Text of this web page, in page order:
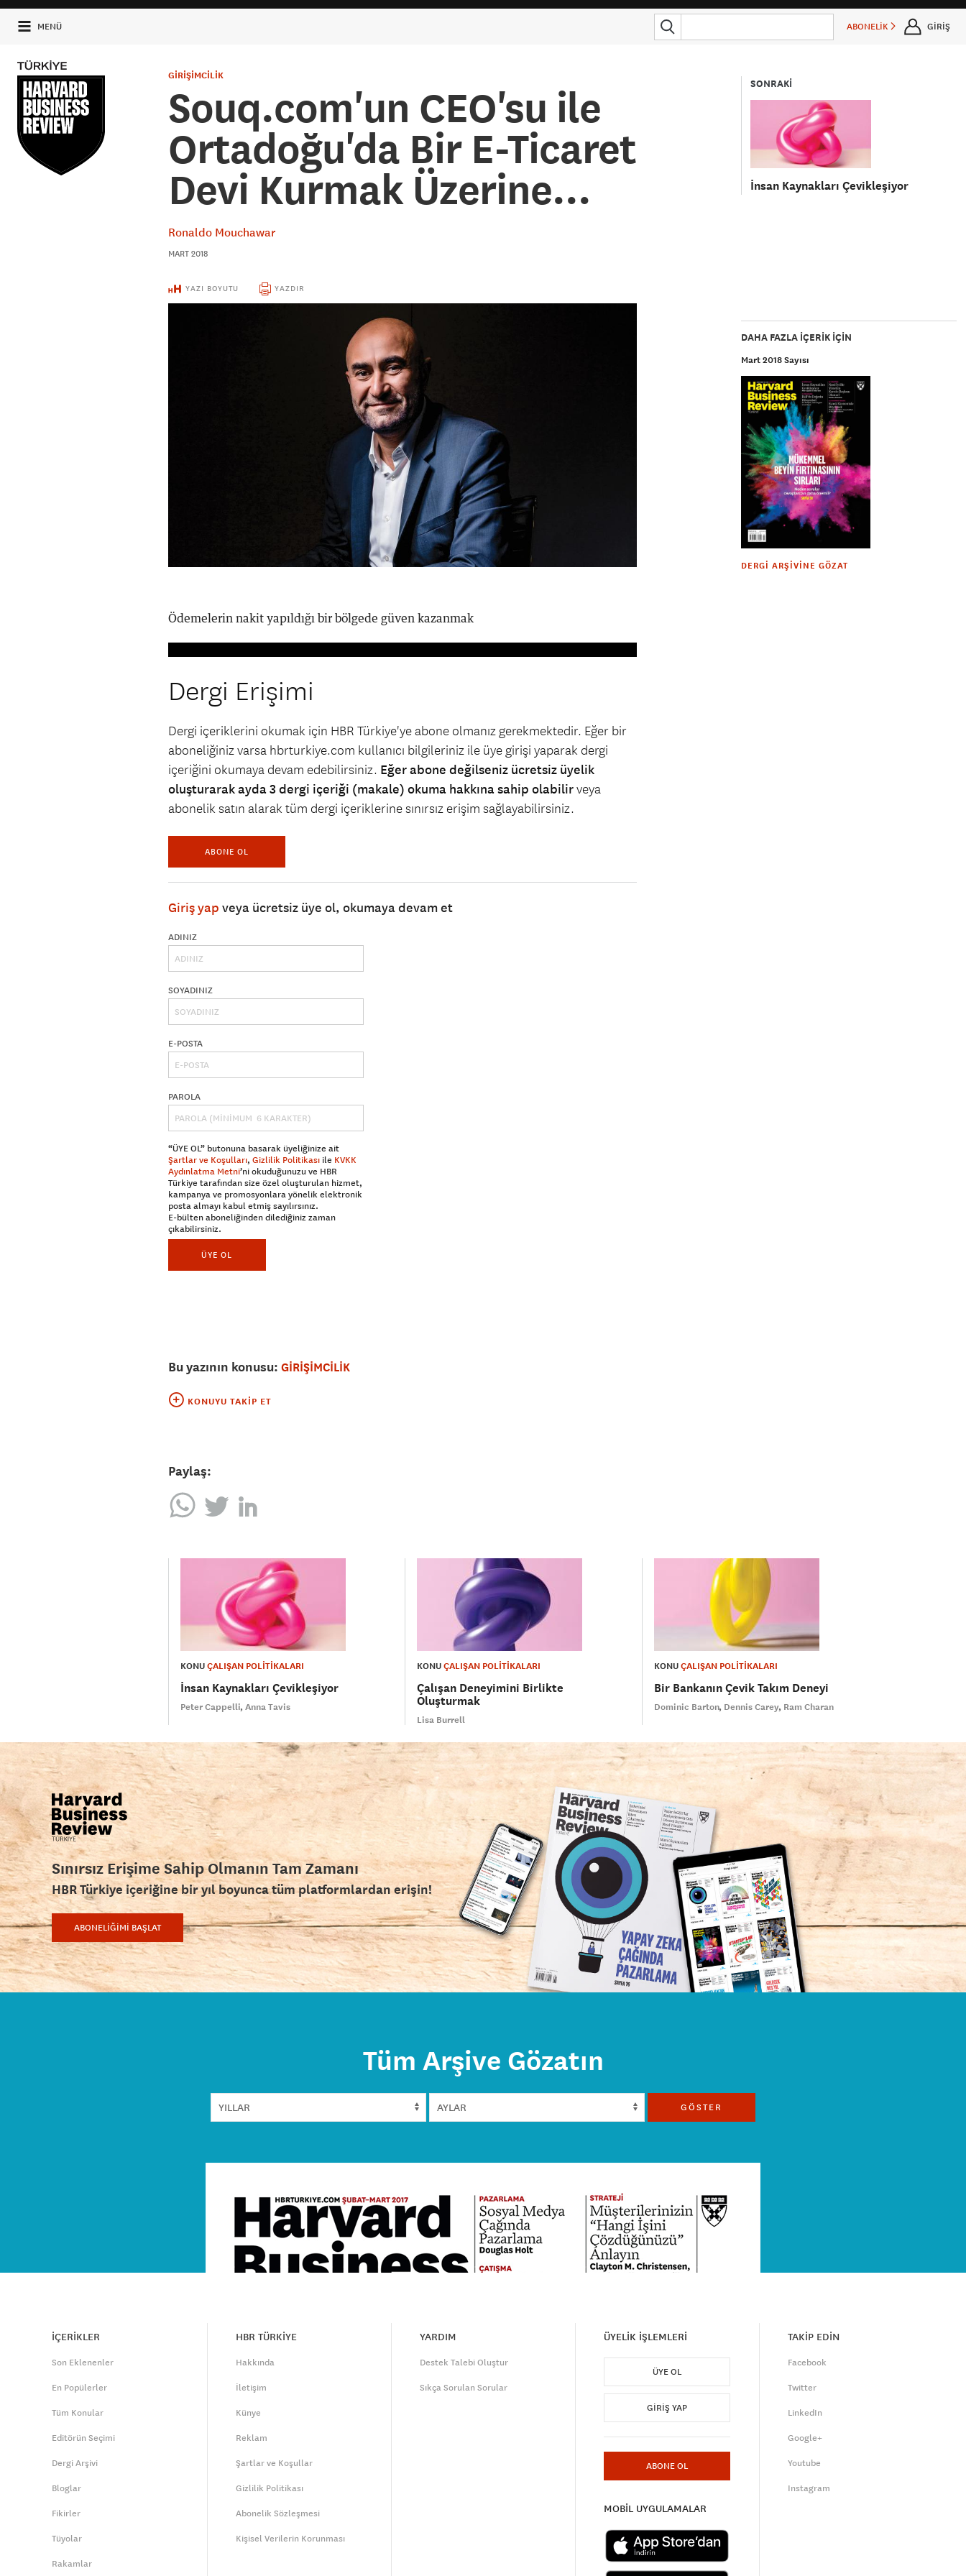
MENÜ ABONELİK GİRİŞ
SONRAKİ
İnsan Kaynakları Çevikleşiyor
GİRİŞİMCİLİK
Souq.com'un CEO'su ile
Ortadoğu'da Bir E-Ticaret
Devi Kurmak Üzerine...
Ronaldo Mouchawar
MART 2018
YAZI BOYUTU YAZDIR
DAHA FAZLA IÇERIK IÇIN
Mart 2018 Sayısı
DERGI ARŞIVINE GÖZAT
Ödemelerin nakit yapıldığı bir bölgede güven kazanmak
Dergi Erişimi
Dergi içeriklerini okumak için HBR Türkiye'ye abone olmanız gerekmektedir. Eğer bir
aboneliğiniz varsa hbrturkiye.com kullanıcı bilgileriniz ile üye girişi yaparak dergi
içeriğini okumaya devam edebilirsiniz. Eğer abone değilseniz ücretsiz üyelik
oluşturarak ayda 3 dergi içeriği (makale) okuma hakkına sahip olabilirveya
abonelik satın alarak tüm dergi içeriklerine sınırsız erişim sağlayabilirsiniz.
ABONE OL
Giriş yap veya ücretsiz üye ol, okumaya devam et
ADINIZ
SOYADINIZ
E-POSTA
PAROLA
“ÜYE OL” butonuna basarak üyeliğinize ait
Şartlar ve Koşulları, Gizlilik Politikası ile KVKK
Aydınlatma Metni’ni okuduğunuzu ve HBR
Türkiye tarafından size özel oluşturulan hizmet,
kampanya ve promosyonlara yönelik elektronik
posta almayı kabul etmiş sayılırsınız.
E-bülten aboneliğinden dilediğiniz zaman
çıkabilirsiniz.
ÜYE OL
Bu yazının konusu: GİRİŞİMCİLİK
KONUYU TAKIP ET
Paylaş:
KONUÇALIŞAN POLİTİKALARI
İnsan Kaynakları Çevikleşiyor
Peter Cappelli Anna Tavis
KONUÇALIŞAN POLİTİKALARI
Çalışan Deneyimini Birlikte
Oluşturmak
Lisa Burrell
KONUÇALIŞAN POLİTİKALARI
Bir Bankanın Çevik Takım Deneyi
Dominic Barton Dennis Carey Ram Charan
Sınırsız Erişime Sahip Olmanın Tam Zamanı
HBR Türkiye içeriğine bir yıl boyunca tüm platformlardan erişin!
ABONELİĞİMİ BAŞLAT
Tüm Arşive Gözatın
GÖSTER
İÇERİKLER
Son Eklenenler
En Popülerler
Tüm Konular
Editörün Seçimi
Dergi Arşivi
Bloglar
Fikirler
Tüyolar
Rakamlar
HBR TÜRKİYE
Hakkında
İletişim
Künye
Reklam
Şartlar ve Koşullar
Gizlilik Politikası
Abonelik Sözleşmesi
Kişisel Verilerin Korunması
YARDIM
Destek Talebi Oluştur
Sıkça Sorulan Sorular
ÜYELİK İŞLEMLERİ
ÜYE OL
GIRIŞ YAP
ABONE OL
MOBİL UYGULAMALAR
TAKİP EDİN
Facebook
Twitter
LinkedIn
Google+
Youtube
Instagram